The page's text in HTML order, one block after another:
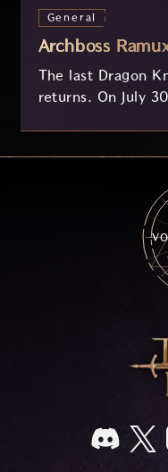
General
Archboss
The last Dragon
returns. On July
key combat
new Archboss